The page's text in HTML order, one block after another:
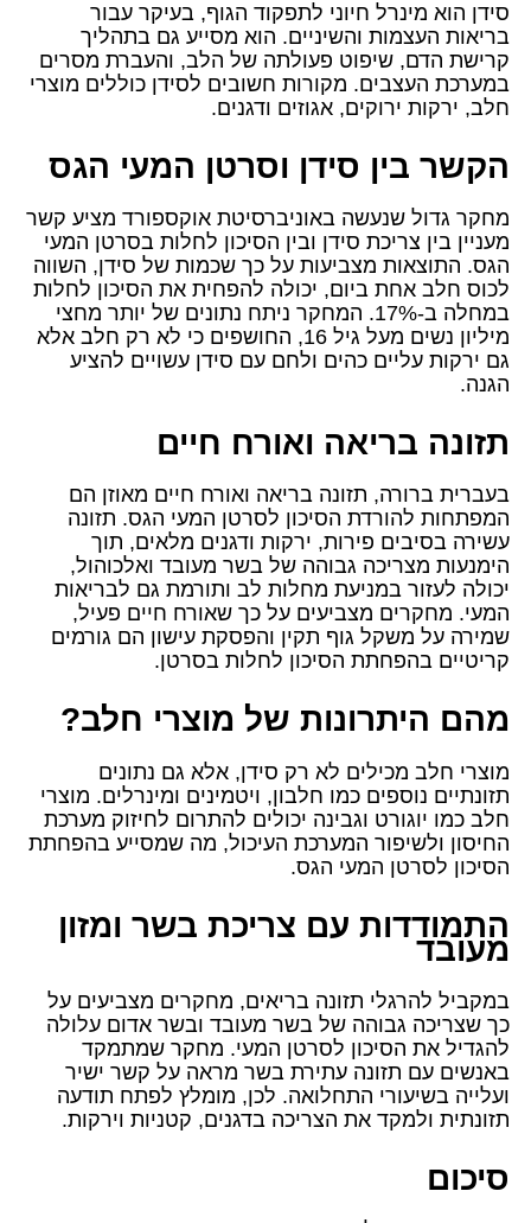
סידן הוא מינרל חיוני לתפקוד הגוף, בעיקר עבור
בריאות העצמות והשיניים. הוא מסייע גם בתהליך
קרישת הדם, שיפוט פעולתה של הלב, והעברת מסרים
במערכת העצבים. מקורות חשובים לסידן כוללים מוצרי
חלב, ירקות ירוקים, אגוזים ודגנים.
הקשר בין סידן וסרטן המעי הגס
מחקר גדול שנעשה באוניברסיטת אוקספורד מציע קשר
מעניין בין צריכת סידן ובין הסיכון לחלות בסרטן המעי
הגס. התוצאות מצביעות על כך שכמות של סידן, השווה
לכוס חלב אחת ביום, יכולה להפחית את הסיכון לחלות
במחלה ב-17%. המחקר ניתח נתונים של יותר מחצי
מיליון נשים מעל גיל 16, החושפים כי לא רק חלב אלא
גם ירקות עליים כהים ולחם עם סידן עשויים להציע
הגנה.
תזונה בריאה ואורח חיים
בעברית ברורה, תזונה בריאה ואורח חיים מאוזן הם
המפתחות להורדת הסיכון לסרטן המעי הגס. תזונה
עשירה בסיבים פירות, ירקות ודגנים מלאים, תוך
הימנעות מצריכה גבוהה של בשר מעובד ואלכוהול,
יכולה לעזור במניעת מחלות לב ותורמת גם לבריאות
המעי. מחקרים מצביעים על כך שאורח חיים פעיל,
שמירה על משקל גוף תקין והפסקת עישון הם גורמים
קריטיים בהפחתת הסיכון לחלות בסרטן.
מהם היתרונות של מוצרי חלב?
מוצרי חלב מכילים לא רק סידן, אלא גם נתונים
תזונתיים נוספים כמו חלבון, ויטמינים ומינרלים. מוצרי
חלב כמו יוגורט וגבינה יכולים להתרום לחיזוק מערכת
החיסון ולשיפור המערכת העיכול, מה שמסייע בהפחתת
הסיכון לסרטן המעי הגס.
התמודדות עם צריכת בשר ומזון
מעובד
במקביל להרגלי תזונה בריאים, מחקרים מצביעים על
כך שצריכה גבוהה של בשר מעובד ובשר אדום עלולה
להגדיל את הסיכון לסרטן המעי. מחקר שמתמקד
באנשים עם תזונה עתירת בשר מראה על קשר ישיר
ועלייה בשיעורי התחלואה. לכן, מומלץ לפתח תודעה
תזונתית ולמקד את הצריכה בדגנים, קטניות וירקות.
סיכום